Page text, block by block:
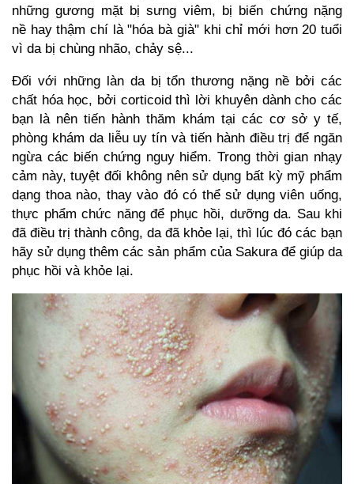
những gương mặt bị sưng viêm, bị biến chứng nặng
nề hay thậm chí là "hóa bà già" khi chỉ mới hơn 20 tuổi
vì da bị chùng nhão, chảy sệ...
Đối với những làn da bị tổn thương nặng nề bởi các
chất hóa học, bởi corticoid thì lời khuyên dành cho các
bạn là nên tiến hành thăm khám tại các cơ sở y tế,
phòng khám da liễu uy tín và tiến hành điều trị để ngăn
ngừa các biến chứng nguy hiểm. Trong thời gian nhạy
cảm này, tuyệt đối không nên sử dụng bất kỳ mỹ phẩm
dạng thoa nào, thay vào đó có thể sử dụng viên uống,
thực phẩm chức năng để phục hồi, dưỡng da. Sau khi
đã điều trị thành công, da đã khỏe lại, thì lúc đó các bạn
hãy sử dụng thêm các sản phẩm của Sakura để giúp da
phục hồi và khỏe lại.